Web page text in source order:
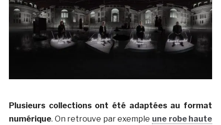
Plusieurs collections ont été adaptées au format
numérique. On retrouve par exemple une robe haute